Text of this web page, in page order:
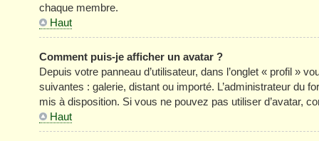
chaque membre.
Haut
Comment puis-je afficher un avatar ?
Depuis votre panneau d’utilisateur, dans l’onglet « profil »
suivantes : galerie, distant ou importé. L’administrateur du
mis à disposition. Si vous ne pouvez pas utiliser d’avatar,
Haut